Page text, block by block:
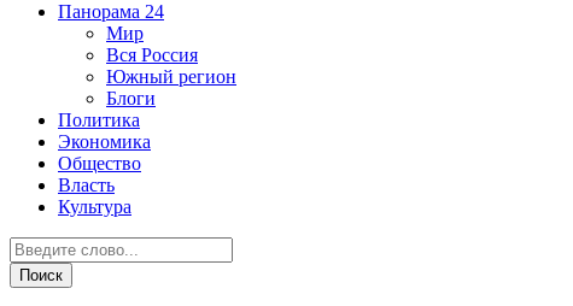
Панорама 24
Мир
Вся Россия
Южный регион
Блоги
Политика
Экономика
Общество
Власть
Культура